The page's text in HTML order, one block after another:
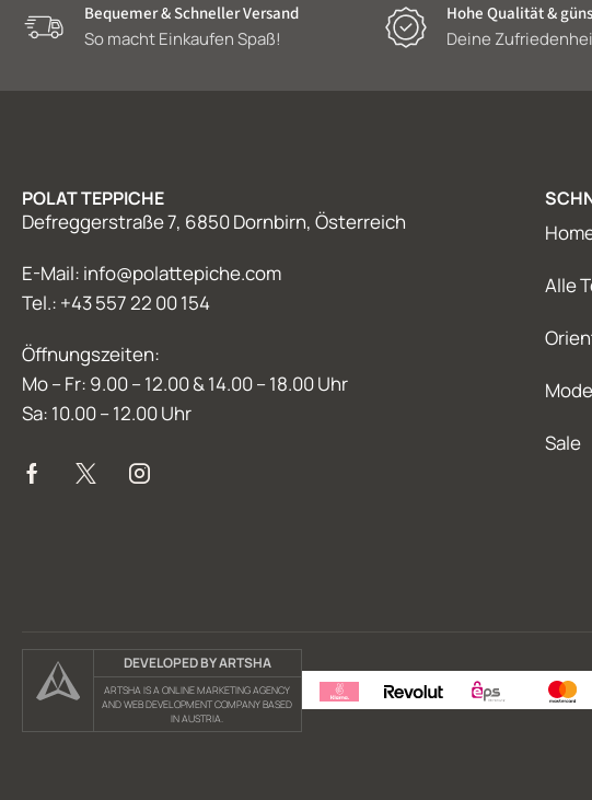
Bequemer & Schneller Versand
So macht Einkaufen Spaß!
Hohe Qualität &
Deine
POLAT TEPPICHE
Defreggerstraße 7, 6850 Dornbirn, Österreich
E-Mail: info@polattepiche.com
Tel.: +43 557 22 00 154
Öffnungszeiten:
Mo – Fr: 9.00 – 12.00 & 14.00 – 18.00 Uhr
Sa: 10.00 – 12.00 Uhr
Alle
Sale
DEVELOPED BY ARTSHA
ARTSHA IS A ONLINE MARKETING AGENCY
AND WEB DEVELOPMENT COMPANY BASED
IN AUSTRIA.